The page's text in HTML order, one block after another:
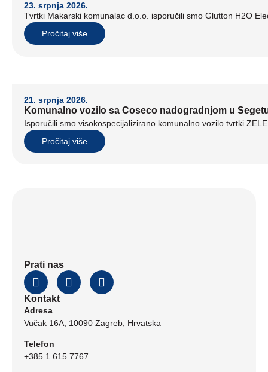
23. srpnja 2026.
Tvrtki Makarski komunalac d.o.o. isporučili smo Glutton H2O
Pročitaj više
21. srpnja 2026.
Komunalno vozilo sa Coseco nadogradnjom u
Isporučili smo visokospecijalizirano komunalno vozilo tvrtki
Pročitaj više
Prati nas
Kontakt
Adresa
Vučak 16A, 10090 Zagreb, Hrvatska
Telefon
+385 1 615 7767